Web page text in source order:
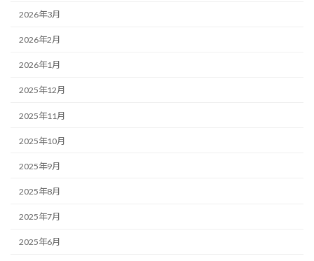
2026年3月
2026年2月
2026年1月
2025年12月
2025年11月
2025年10月
2025年9月
2025年8月
2025年7月
2025年6月